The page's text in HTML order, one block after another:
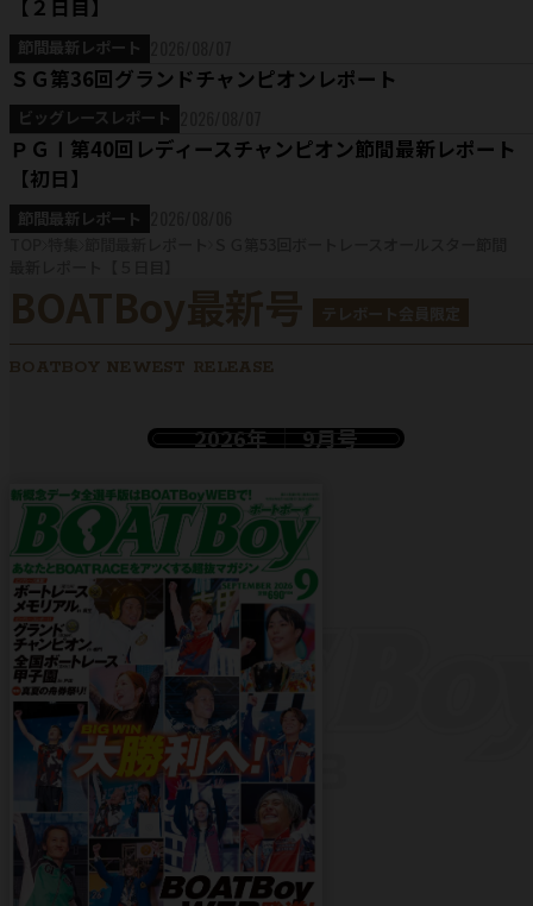
【２日目】
節間最新レポート
ＳＧ第36回グランドチャンピオンレポート
ビッグレースレポート
ＰＧⅠ第40回レディースチャンピオン節間最新レポート
【初日】
節間最新レポート
BOATBoy最新号
BOATBOY NEWEST RELEASE
2026年 9月号